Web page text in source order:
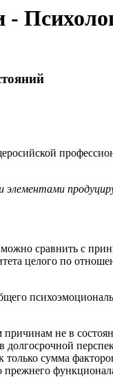
-
сравнить с
целого по
не в
только сумма
прежнего